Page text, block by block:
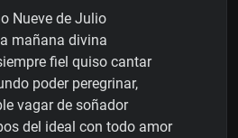
Nueve de Julio
mañana divina
fiel quiso cantar
poder peregrinar,
vagar de soñador
del ideal con todo amor